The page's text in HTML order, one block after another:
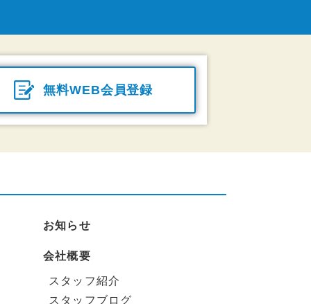
無料WEB会員登録
お知らせ
会社概要
スタッフ紹介
スタッフブログ